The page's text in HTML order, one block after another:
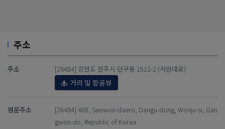
주소
주소 [26484] 강원도 원주시 단구동 1512-2 (서원대로)
거리 및 항공뷰
영문주소
[26484] 408, Seowon-daero, Dangu-dong, Wonju-si, Gan
gwon-do, Republic of Korea